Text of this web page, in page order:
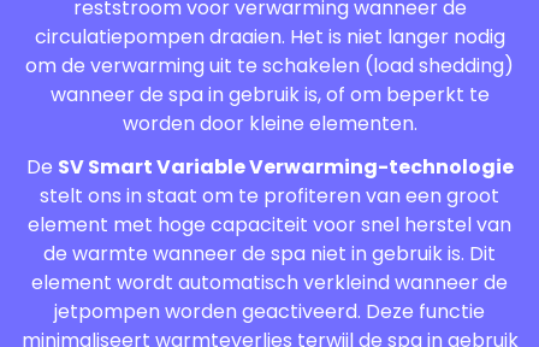
reststroom voor verwarming wanneer de
circulatiepompen draaien. Het is niet langer nodig
om de verwarming uit te schakelen (load shedding)
wanneer de spa in gebruik is, of om beperkt te
worden door kleine elementen.
De SV Smart Variable Verwarming-technologie
stelt ons in staat om te profiteren van een groot
element met hoge capaciteit voor snel herstel van
de warmte wanneer de spa niet in gebruik is. Dit
element wordt automatisch verkleind wanneer de
jetpompen worden geactiveerd. Deze functie
minimaliseert warmteverlies terwijl de spa in gebruik